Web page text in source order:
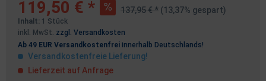
119,50 € * 137,95 € * (13,37% gespart)
Inhalt: 1 Stück
inkl. MwSt. zzgl. Versandkosten
Ab 49 EUR Versandkostenfrei innerhalb Deutschlands!
Versandkostenfreie Lieferung!
Lieferzeit auf Anfrage